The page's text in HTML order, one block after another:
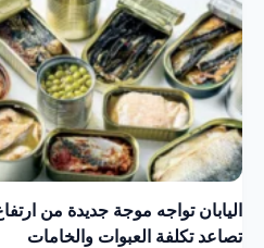
اليابان تواجه موجة جديدة من
تصاعد تكلفة العبوات والخامات